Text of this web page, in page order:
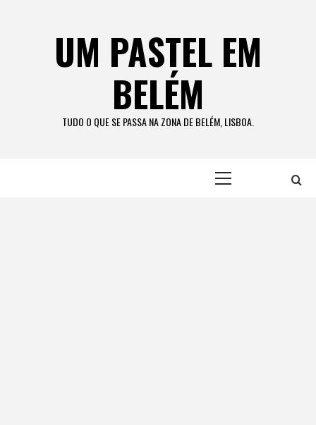
UM PASTEL EM
BELÉM
TUDO O QUE SE PASSA NA ZONA DE BELÉM, LISBOA.